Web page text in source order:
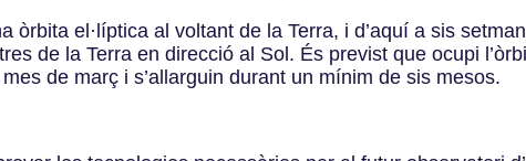
òrbita el·líptica al voltant de la Terra, i d’aquí a sis
de la Terra en direcció al Sol. És previst que ocupi
de març i s’allarguin durant un mínim de sis mesos.